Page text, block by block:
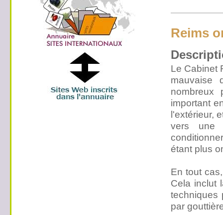
Reims
Le Cabinet
mauvaise
nombreux
important
l'extérieur,
vers une
étant plus
En tout
Cela inclut
techniques
par